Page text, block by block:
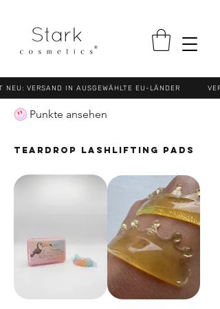
VERSAND IN AUSGEWÄHLTE EU-LÄNDER
Punkte ansehen
Teardrop Lashlifting Pads